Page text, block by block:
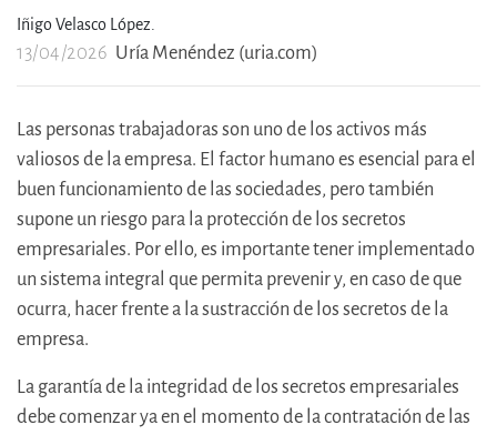
Iñigo Velasco López.
13/04/2026 Uría Menéndez (uria.com)
Las personas trabajadoras son uno de los activos más
valiosos de la empresa. El factor humano es esencial para el
buen funcionamiento de las sociedades, pero también
supone un riesgo para la protección de los secretos
empresariales. Por ello, es importante tener implementado
un sistema integral que permita prevenir y, en caso de que
ocurra, hacer frente a la sustracción de los secretos de la
empresa.
La garantía de la integridad de los secretos empresariales
debe comenzar ya en el momento de la contratación de las